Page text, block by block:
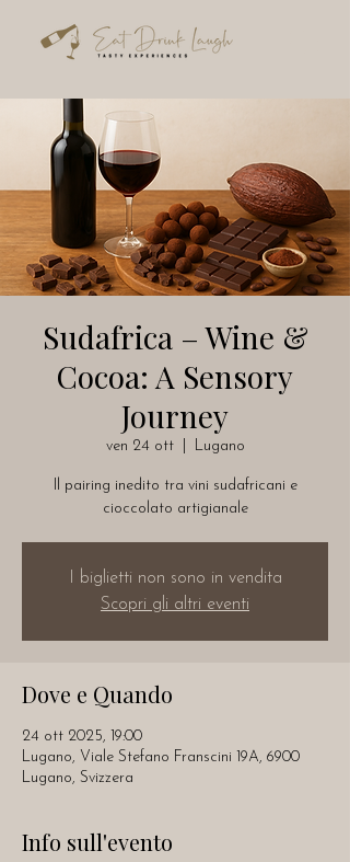
Sudafrica – Wine &
Cocoa: A Sensory
Journey
ven 24 ott
  |
Lugano
Il pairing inedito tra vini sudafricani e
cioccolato artigianale
I biglietti non sono in vendita
Scopri gli altri eventi
Dove e Quando
24 ott 2025, 19:00
Lugano, Viale Stefano Franscini 19A, 6900
Lugano, Svizzera
Info sull'evento